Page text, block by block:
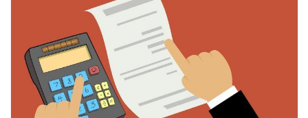
Смотреть проект